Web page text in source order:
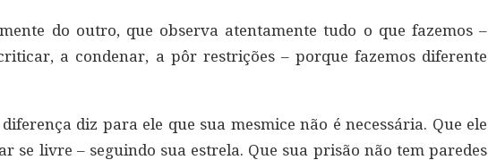
do outro, que observa atentamente tudo o que fazemos –
a condenar, a pôr restrições – porque fazemos diferente
diz para ele que sua mesmice não é necessária. Que ele
se livre – seguindo sua estrela. Que sua prisão não tem paredes